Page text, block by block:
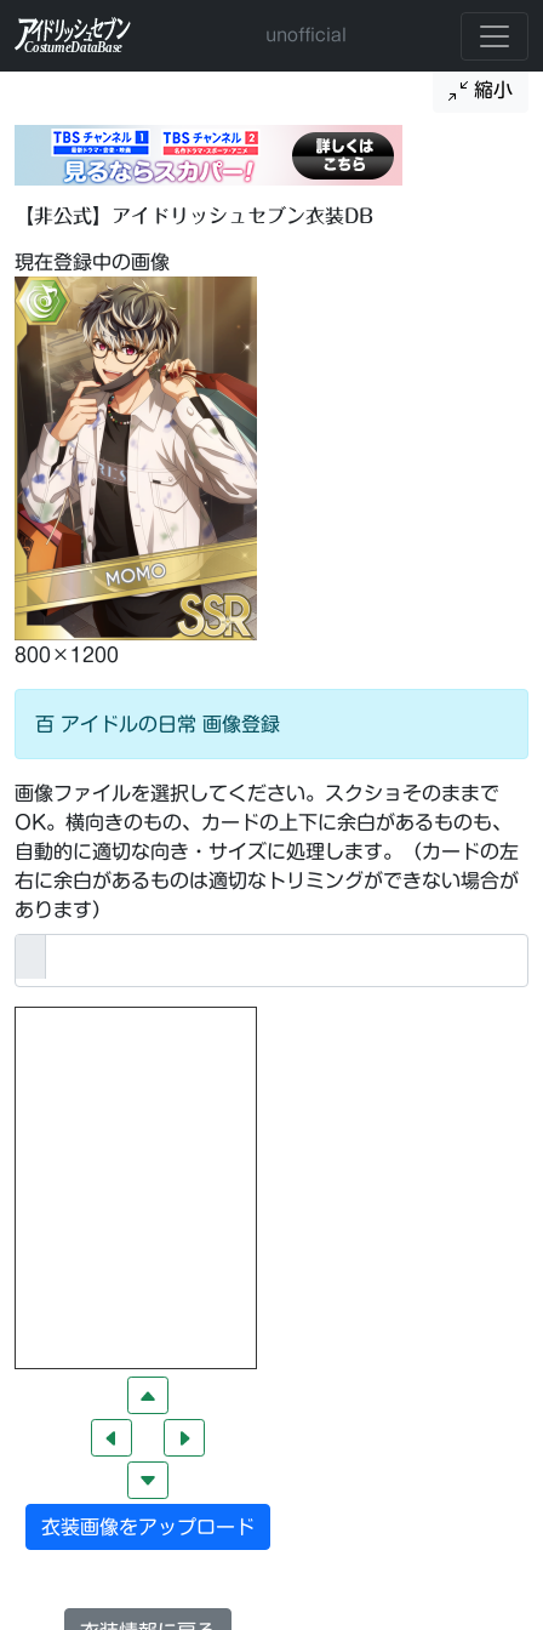
unofficial
縮小
【非公式】アイドリッシュセブン衣装DB
現在登録中の画像
800×1200
百 アイドルの日常 画像登録
画像ファイルを選択してください。スクショそのままで
OK。横向きのもの、カードの上下に余白があるものも、
自動的に適切な向き・サイズに処理します。（カードの左
右に余白があるものは適切なトリミングができない場合が
あります）
衣装画像をアップロード